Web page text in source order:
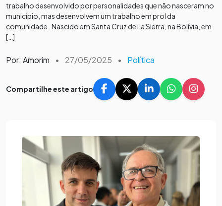
trabalho desenvolvido por personalidades que não nasceram no
município, mas desenvolvem um trabalho em prol da
comunidade. Nascido em Santa Cruz de La Sierra, na Bolívia, em
[…]
Por: Amorim • 27/05/2025 • Política
Compartilhe este artigo